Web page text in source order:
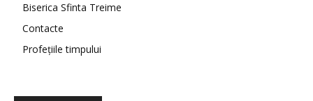
Biserica Sfinta Treime
Contacte
Profețiile timpului